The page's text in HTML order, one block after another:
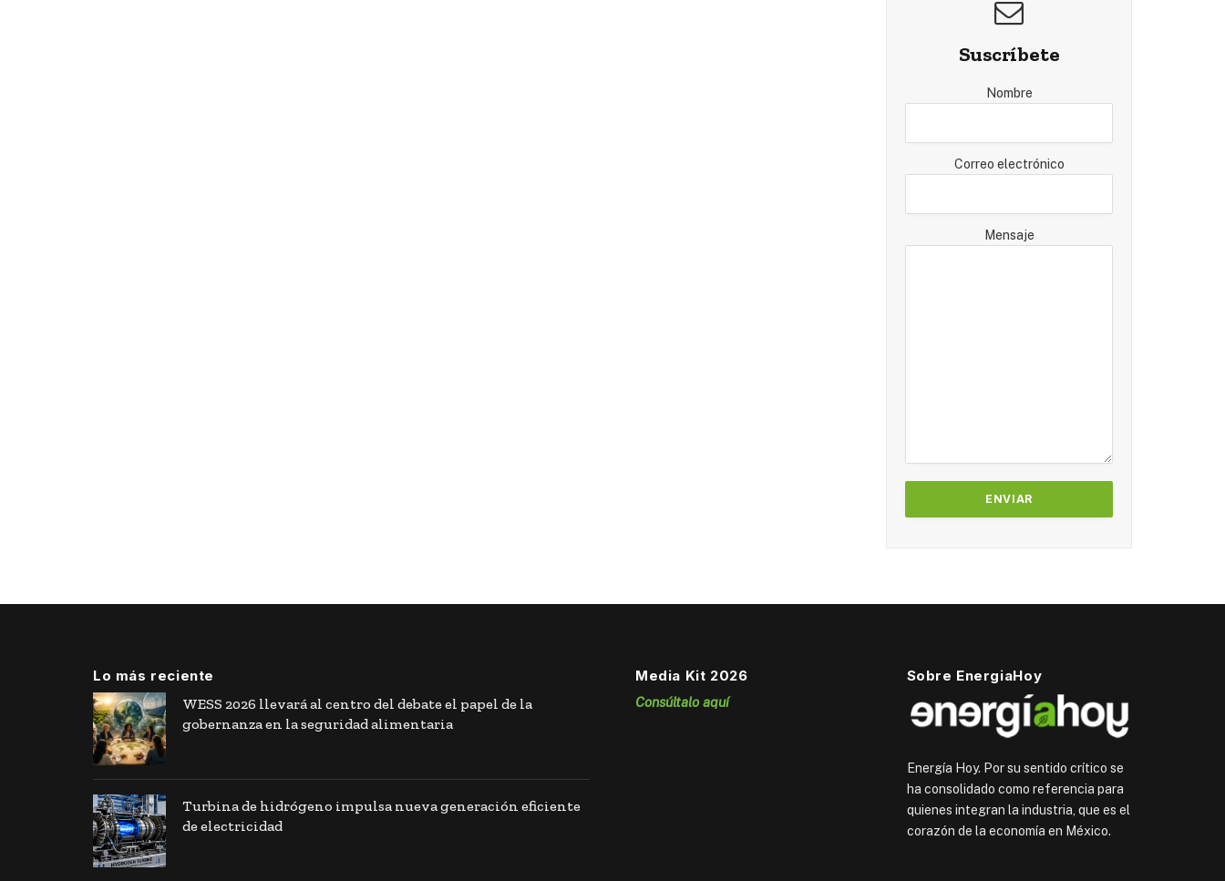
Suscríbete
Nombre
Correo electrónico
Mensaje
Lo más reciente
WESS 2026 llevará al centro del debate el papel de la
gobernanza en la seguridad alimentaria
Turbina de hidrógeno impulsa nueva generación eficiente
de electricidad
Media Kit 2026
Consúltalo aquí
Sobre EnergiaHoy
Energía Hoy. Por su sentido crítico se
ha consolidado como referencia para
quienes integran la industria, que es el
corazón de la economía en México.